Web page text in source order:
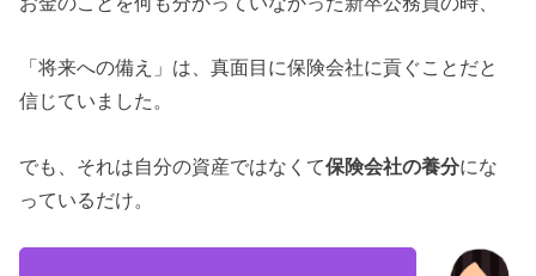
「将来への備え」は、真面目に保険会社に貢ぐことだと
信じていました。
でも、それは自分の資産ではなくて保険会社の養分にな
っているだけ。